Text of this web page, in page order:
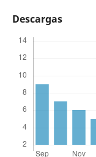
Descargas